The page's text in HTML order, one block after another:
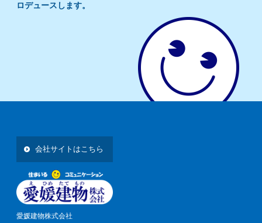
ロデュースします。
会社サイトはこちら
愛媛建物株式会社